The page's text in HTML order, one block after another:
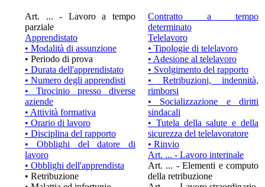
Art. ... - Lavoro a tempo
parziale
Apprendistato
• Modalità di assunzione
• Periodo di prova
• Durata dell'apprendistato
• Numero degli apprendisti
• Tirocinio presso diverse
aziende
• Attività formativa
• Orario di lavoro
• Disciplina del rapporto
• Obblighi del datore di
lavoro
• Obblighi dell'apprendista
• Retribuzione
Contratto a tempo
determinato
Telelavoro
• Tipologie di telelavoro
• Adesione al telelavoro
• Svolgimento del rapporto
• Retribuzioni, indennità,
rimborsi
• Socializzazione e diritti
sindacali
• Tutela della salute e della
sicurezza del telelavoratore
• Rinvio
Art. ... - Lavoro interinale
Art. ... - Elementi e computo
della retribuzione